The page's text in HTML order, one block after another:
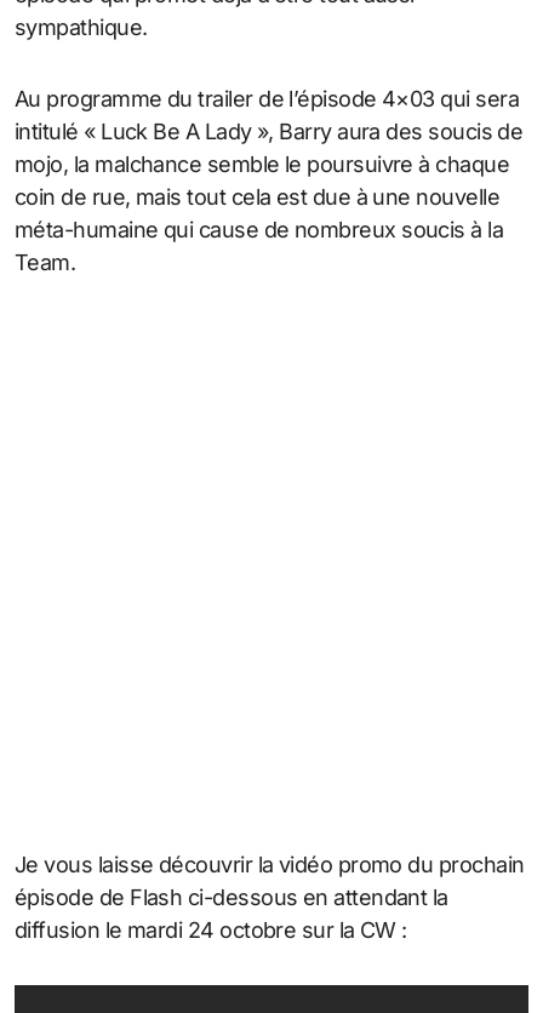
sympathique.
Au programme du trailer de l’épisode 4×03 qui sera
intitulé « Luck Be A Lady », Barry aura des soucis de
mojo, la malchance semble le poursuivre à chaque
coin de rue, mais tout cela est due à une nouvelle
méta-humaine qui cause de nombreux soucis à la
Team.
Je vous laisse découvrir la vidéo promo du prochain
épisode de Flash ci-dessous en attendant la
diffusion le mardi 24 octobre sur la CW :